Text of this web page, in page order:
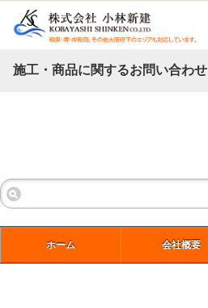
施工・商品に関するお問い合わせ
ホーム 会社概要